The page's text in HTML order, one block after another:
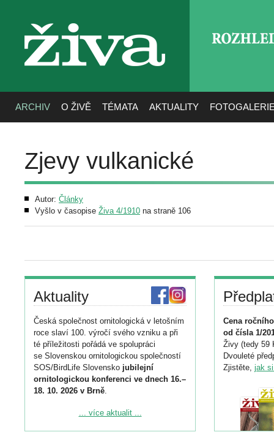
živa
ARCHIV O ŽIVĚ TÉMATA AKTUALITY
Zjevy vulkanické
Autor: Články
Vyšlo v časopise Živa 4/1910 na straně 106
Aktuality
Česká společnost ornitologická v letošním
roce slaví 100. výročí svého vzniku a při
té příležitosti pořádá ve spolupráci
se Slovenskou ornitologickou společností
SOS/BirdLife Slovensko jubilejní
ornitologickou konferenci ve dnech 16.–
18. 10. 2026 v Brně.
Podrobnější informace ke konferenci
... více aktualit ...
Cena
od čísla 1/
Živy (tedy 59
Dvouleté
Zjistěte, jak